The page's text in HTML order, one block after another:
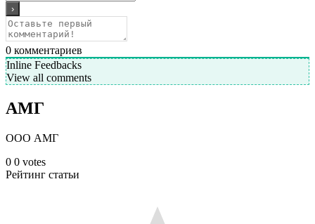
0 комментариев
Inline Feedbacks
View all comments
АМГ
ООО АМГ
0 0 votes
Рейтинг статьи